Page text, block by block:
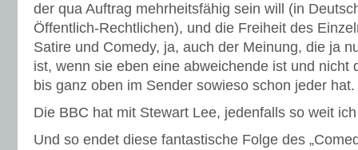
der qua Auftrag mehrheitsfähig sein will (in
Öffentlich-Rechtlichen), und die Freiheit des
Satire und Comedy, ja, auch der Meinung, die ja
ist, wenn sie eben eine abweichende ist und nicht
bis ganz oben im Sender sowieso schon jeder hat.
Die BBC hat mit Stewart Lee, jedenfalls so weit
Und so endet diese fantastische Folge des